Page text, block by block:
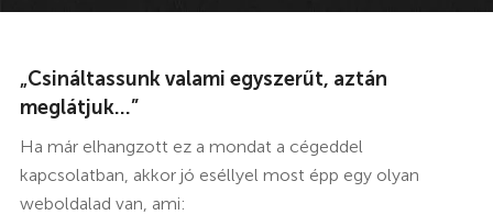
„Csináltassunk valami egyszerűt, aztán
meglátjuk...”
Ha már elhangzott ez a mondat a cégeddel
kapcsolatban, akkor jó eséllyel most épp egy olyan
weboldalad van, ami: